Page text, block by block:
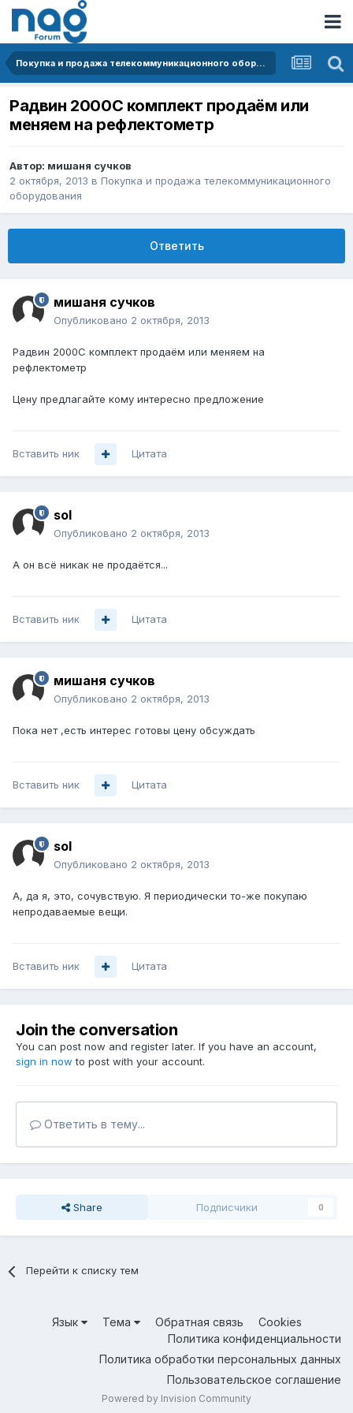
Покупка и продажа телекоммуникационного оборудования
Радвин 2000С комплект продаём или
меняем на рефлектометр
Автор: мишаня сучков
2 октября, 2013 в Покупка и продажа телекоммуникационного
оборудования
Ответить
мишаня сучков
Опубликовано 2 октября, 2013
Радвин 2000С комплект продаём или меняем на
рефлектометр
Цену предлагайте кому интересно предложение
Вставить ник Цитата
sol
Опубликовано 2 октября, 2013
А он всё никак не продаётся...
Вставить ник Цитата
мишаня сучков
Опубликовано 2 октября, 2013
Пока нет ,есть интерес готовы цену обсуждать
Вставить ник Цитата
sol
Опубликовано 2 октября, 2013
А, да я, это, сочувствую. Я периодически то-же покупаю
непродаваемые вещи.
Вставить ник Цитата
Join the conversation
You can post now and register later. If you have an account,
sign in now to post with your account.
Ответить в тему...
Share Подписчики 0
Перейти к списку тем
Язык Тема Обратная связь
Cookies
Политика конфиденциальности
Политика обработки персональных данных
Пользовательское соглашение
Powered by Invision Community